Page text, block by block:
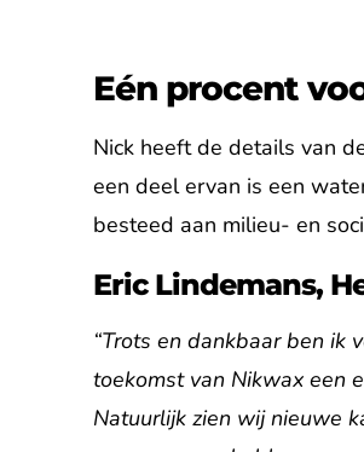
Eén procent
Nick heeft de details van
een deel ervan is een
besteed aan milieu- en
Eric Lindemans,
“Trots en dankbaar ben ik
toekomst van Nikwax een
Natuurlijk zien wij nieuwe